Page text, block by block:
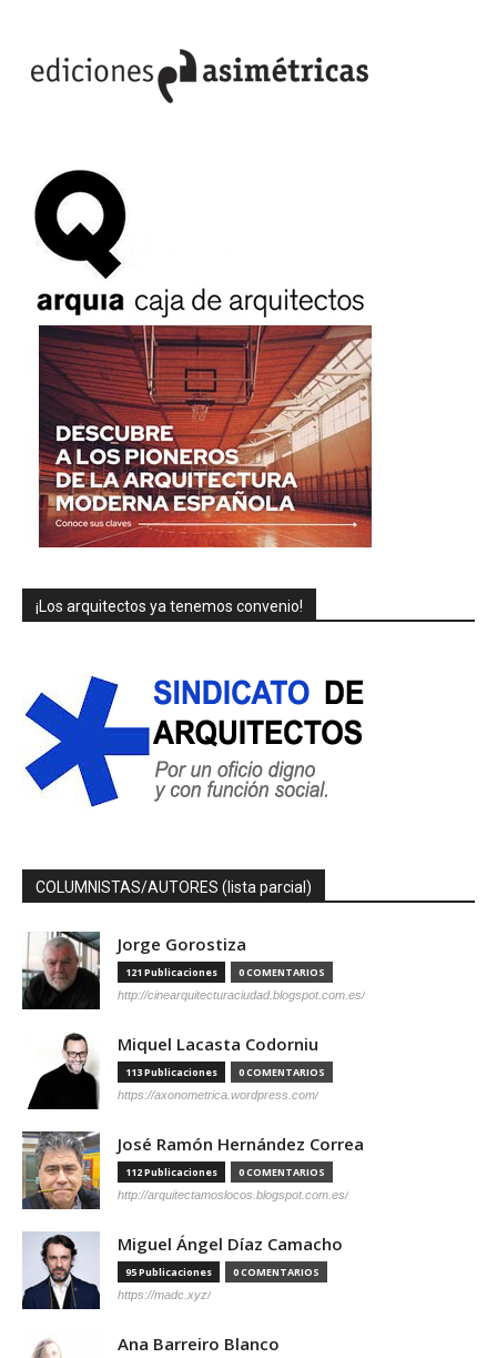
¡Los arquitectos ya tenemos convenio!
COLUMNISTAS/AUTORES (lista parcial)
Jorge Gorostiza
121 Publicaciones 0 COMENTARIOS
http://cinearquitecturaciudad.blogspot.com.es/
Miquel Lacasta Codorniu
113 Publicaciones 0 COMENTARIOS
https://axonometrica.wordpress.com/
José Ramón Hernández Correa
112 Publicaciones 0 COMENTARIOS
http://arquitectamoslocos.blogspot.com.es/
Miguel Ángel Díaz Camacho
95 Publicaciones 0 COMENTARIOS
https://madc.xyz/
Ana Barreiro Blanco